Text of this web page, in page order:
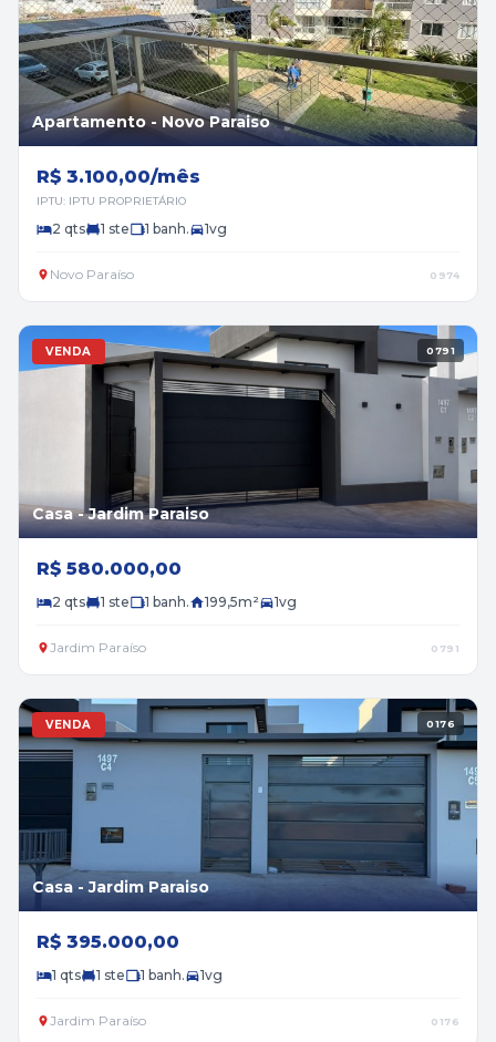
Apartamento - Novo Paraiso
R$ 3.100,00/mês
IPTU: IPTU PROPRIETÁRIO
2 qts 1 ste 1 banh. 1vg
Novo Paraíso 0974
VENDA 0791
Casa - Jardim Paraiso
R$ 580.000,00
2 qts 1 ste 1 banh. 199,5m² 1vg
Jardim Paraíso 0791
VENDA 0176
Casa - Jardim Paraiso
R$ 395.000,00
1 qts 1 ste 1 banh. 1vg
Jardim Paraíso 0176